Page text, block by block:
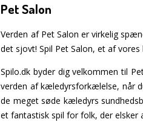
Pet Salon
Verden af Pet Salon er virkelig
det sjovt! Spil Pet Salon, et af
Spilo.dk byder dig velkommen til
verden af kæledyrsforkælelse, når
de meget søde kæledyrs
et fantastisk spil for folk, der elsker